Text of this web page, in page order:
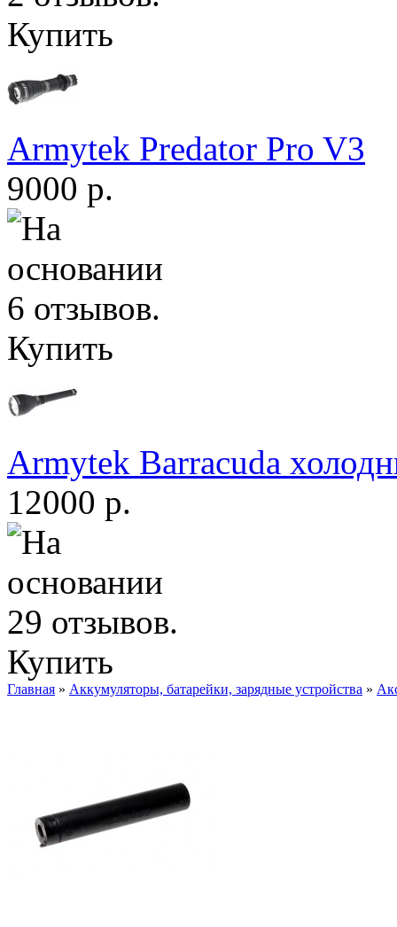
Купить
Armytek Predator Pro V3
9000 р.
Купить
Armytek Barracuda
12000 р.
Купить
Главная » Аккумуляторы, батарейки, зарядные устройства »